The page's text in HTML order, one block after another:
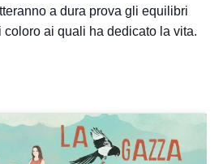
a dura prova gli equilibri
ai quali ha dedicato la vita.